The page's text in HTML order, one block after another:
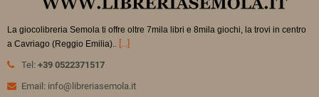
La giocolibreria Semola ti offre oltre 7mila libri e 8mila giochi, la trovi in centro
a Cavriago (Reggio Emilia).. [...]
Tel: +39 0522371517
Email: info@libreriasemola.it